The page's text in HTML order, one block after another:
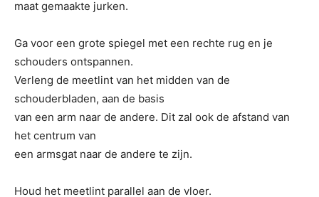
maat gemaakte jurken.
Ga voor een grote spiegel met een rechte rug en je
schouders ontspannen.
Verleng de meetlint van het midden van de
schouderbladen, aan de basis
van een arm naar de andere. Dit zal ook de afstand van
het centrum van
een armsgat naar de andere te zijn.
Houd het meetlint parallel aan de vloer.